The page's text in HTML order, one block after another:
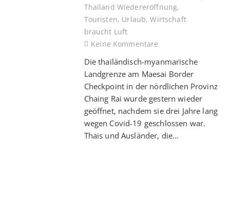
Thailand Wiedereröffnung,
Touristen, Urlaub,Wirtschaft
braucht Luft
Keine Kommentare
Die thailändisch-myanmarische
Landgrenze am Maesai Border
Checkpoint in der nördlichen Provinz
Chaing Rai wurde gestern wieder
geöffnet, nachdem sie drei Jahre lang
wegen Covid-19 geschlossen war.
Thais und Ausländer, die…